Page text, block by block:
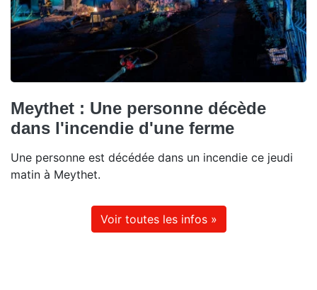
Meythet : Une personne décède
dans l'incendie d'une ferme
Une personne est décédée dans un incendie ce jeudi
matin à Meythet.
Voir toutes les infos »